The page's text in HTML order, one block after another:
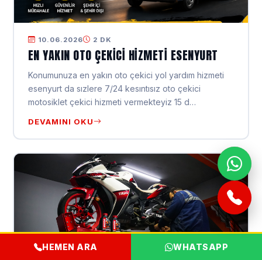
10.06.2026 2 DK
EN YAKIN OTO ÇEKICI HIZMETI ESENYURT
Konumunuza en yakın oto çekici yol yardım hizmeti
esenyurt da sızlere 7/24 kesıntısız oto çekici
motosiklet çekici hizmeti vermekteyiz 15 d…
DEVAMINI OKU
HEMEN ARA WHATSAPP